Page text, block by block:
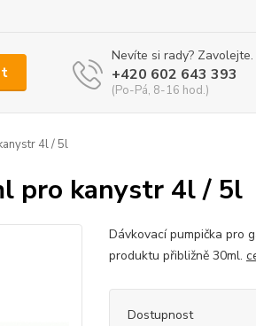
Nevíte si rady? Zavolejte.
+420 602 643 393
(Po-Pá, 8-16 hod.)
4l / 5l
pro kanystr 4l / 5l
Dávkovací pumpička pro
produktu přibližně 30ml.
Dostupnost